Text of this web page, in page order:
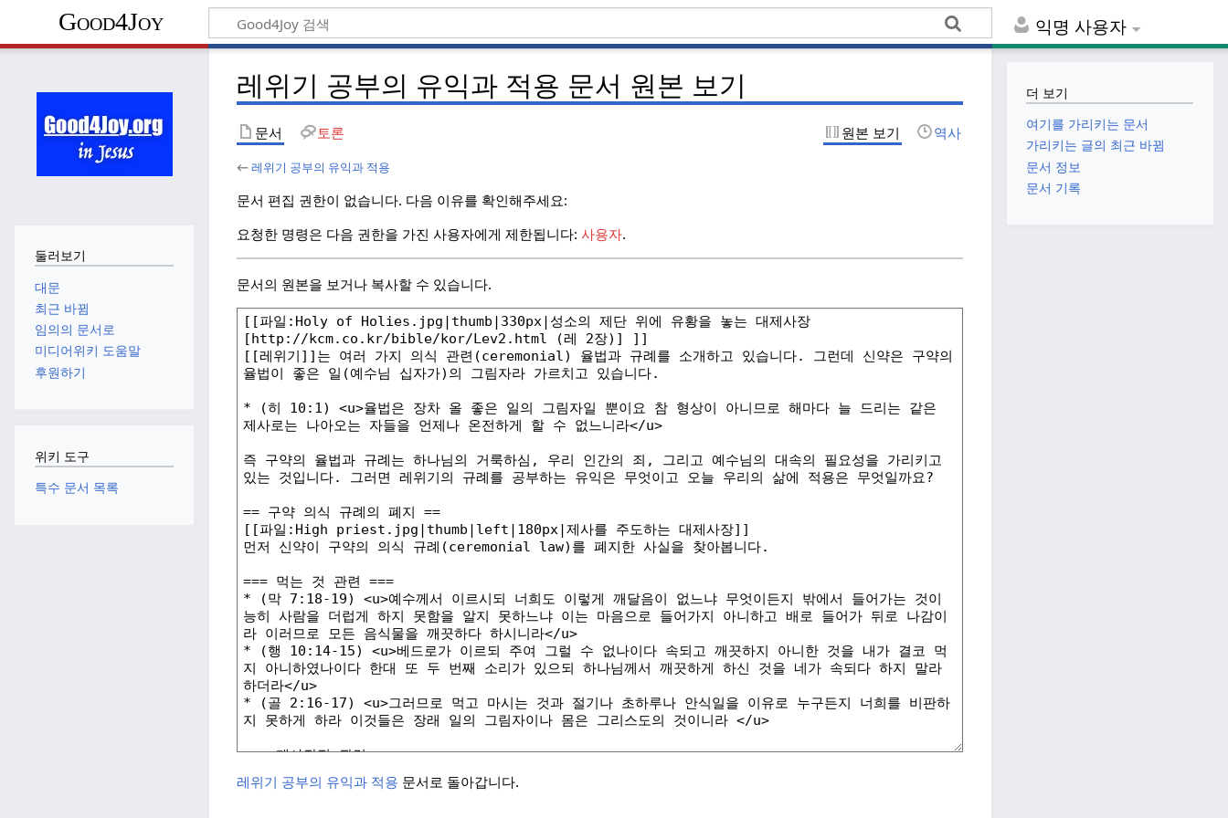
익명 사용자
Good4Joy
레위기 공부의 유익과 적용 문서 원본 보기
문서 토론 원본 보기 역사
←레위기 공부의 유익과 적용
문서 편집 권한이 없습니다. 다음 이유를 확인해주세요:
요청한 명령은 다음 권한을 가진 사용자에게 제한됩니다:사용자.
문서의 원본을 보거나 복사할 수 있습니다.
레위기 공부의 유익과 적용 문서로 돌아갑니다.
둘러보기
대문
최근 바뀜
임의의 문서로
미디어위키 도움말
후원하기
위키 도구
특수 문서 목록
더 보기
여기를 가리키는 문서
가리키는 글의 최근 바뀜
문서 정보
문서 기록